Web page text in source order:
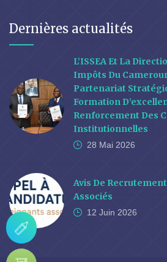
Dernières actualités
L’ISSEA Et La
Impôts Du
Partenariat
Formation
Renforcement Des
Institutionnelles
28 Mai 2026
Avis De
Associés
12 Juin 2026